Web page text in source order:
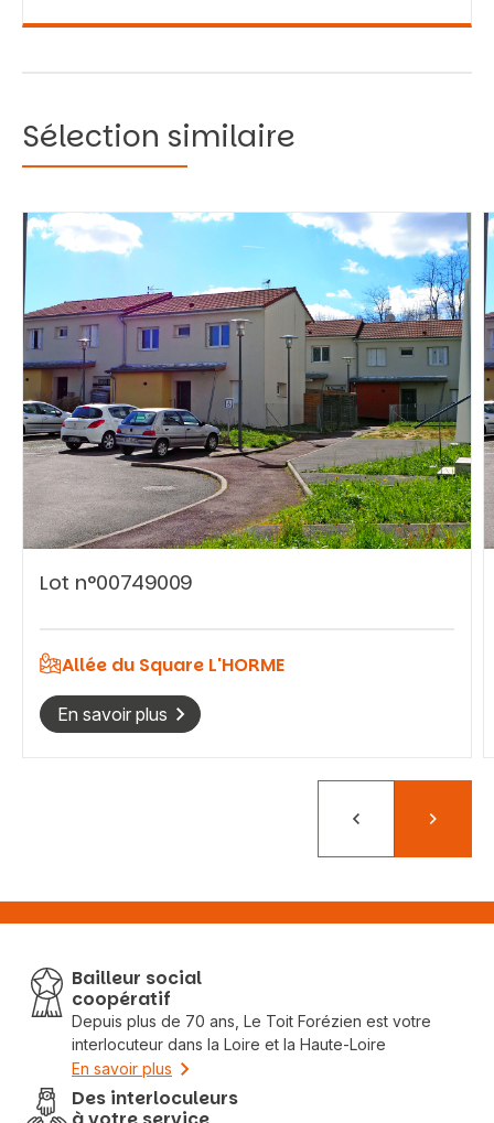
Sélection similaire
Lot n°00749009
Allée du Square L'HORME
En savoir plus
PrécédentSuivant
Bailleur social
coopératif
Depuis plus de 70 ans, Le Toit Forézien est votre
interlocuteur dans la Loire et la Haute-Loire
En savoir plus
Des interloculeurs